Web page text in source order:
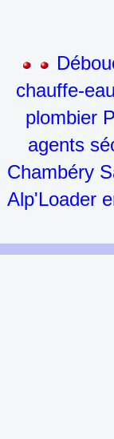
chauffe-
plombier
agents
Chambéry
Alp'Loader